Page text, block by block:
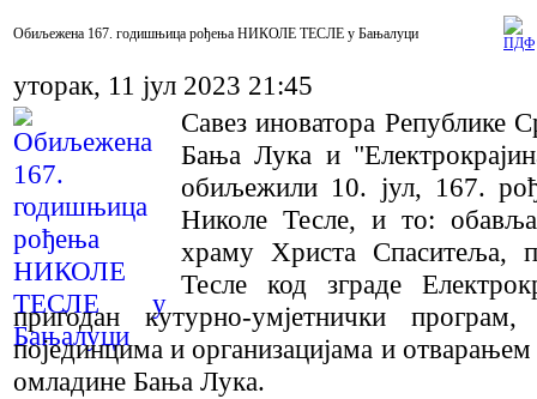
Обиљежена 167. годишњица рођења НИКОЛЕ ТЕСЛЕ у Бањалуци
уторак, 11 јул 2023 21:45
Савез иноватора Републике
Бања Лука и
обиљежили 10. јул, 167.
Николе Тесле, и то:
храму Христа Спаситеља,
Тесле код зграде
пригодан кутурно-умјетнички
појединцима и организацијама и
омладине Бања Лука.